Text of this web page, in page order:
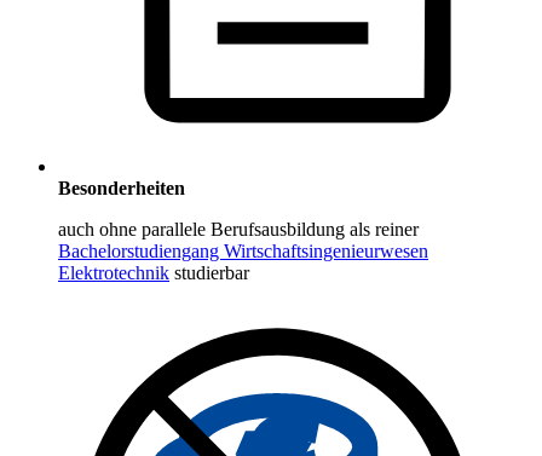
Besonderheiten
auch ohne parallele Berufsausbildung als reiner
Bachelorstudiengang Wirtschaftsingenieurwesen
Elektrotechnik studierbar